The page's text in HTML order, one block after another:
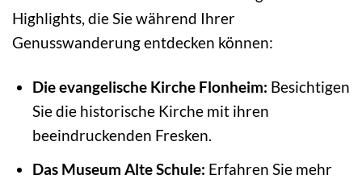
Highlights, die Sie während Ihrer
Genusswanderung entdecken können:
Die evangelische Kirche Flonheim: Besichtigen
Sie die historische Kirche mit ihren
beeindruckenden Fresken.
Das Museum Alte Schule: Erfahren Sie mehr